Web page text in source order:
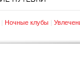
| Ночные клубы |